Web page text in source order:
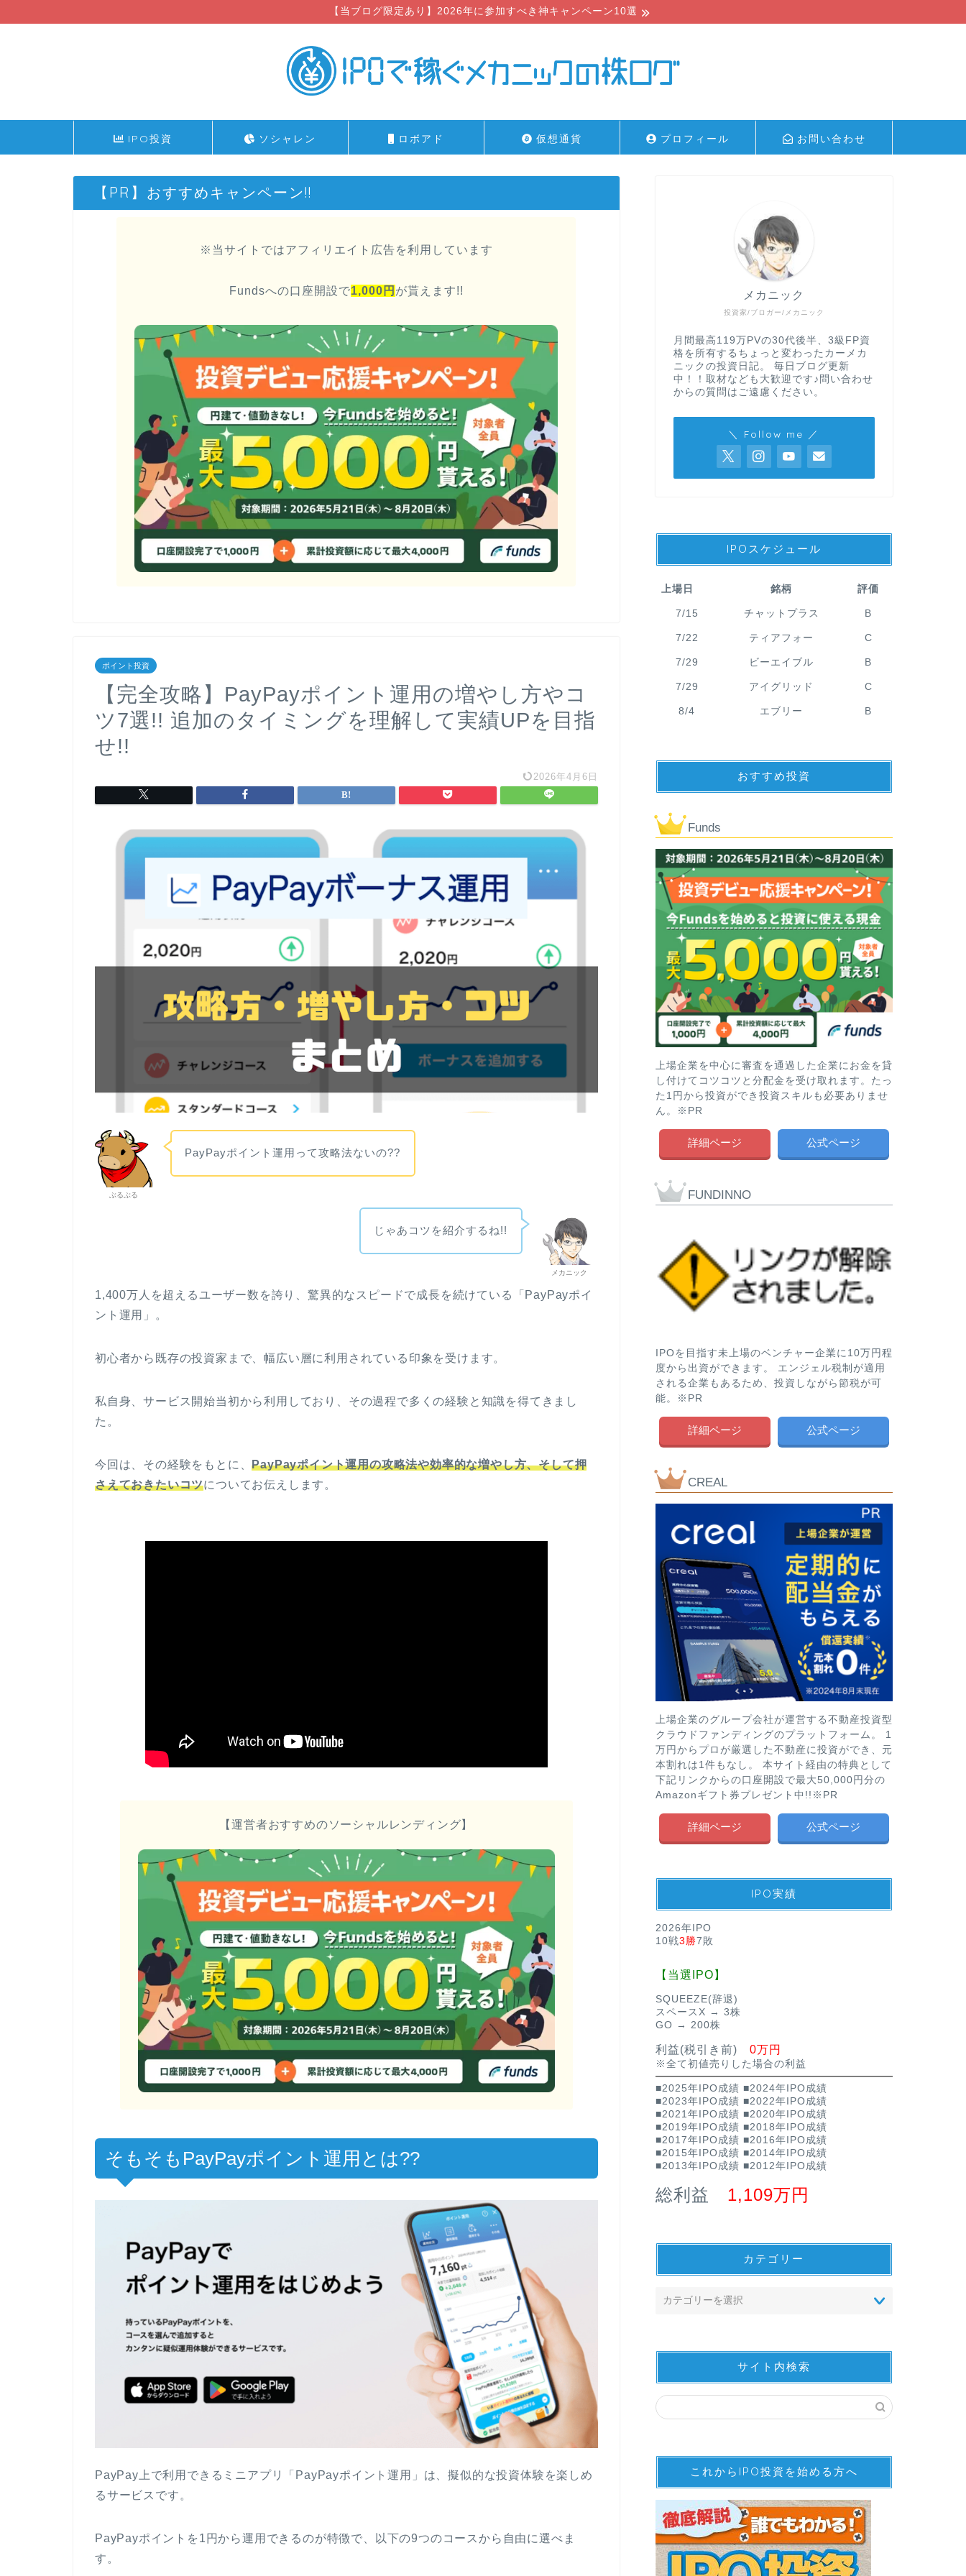
【当ブログ限定あり】2026年に参加すべき神キャンペーン10選
IPO投資 ソシャレン ロボアド 仮想通貨 プロフィール お問い合わせ
【PR】おすすめキャンペーン!!
※当サイトではアフィリエイト広告を利用しています
Fundsへの口座開設で1,000円 が貰えます!!
ポイント投資
【完全攻略】PayPayポイント運用の増やし方やコ
ツ7選!! 追加のタイミングを理解して実績UPを目指
せ!!
2026年4月6日
ぶるぶる
PayPayポイント運用って攻略法ないの??
メカニック
じゃあコツを紹介するね!!
1,400万人を超えるユーザー数を誇り、驚異的なスピードで成長を続けている「PayPayポイ
ント運用」。
初心者から既存の投資家まで、幅広い層に利用されている印象を受けます。
私自身、サービス開始当初から利用しており、その過程で多くの経験と知識を得てきまし
た。
今回は、その経験をもとに、PayPayポイント運用の攻略法や効率的な増やし方、そして押
さえておきたいコツについてお伝えします。
【運営者おすすめのソーシャルレンディング】
そもそもPayPayポイント運用とは??
PayPay上で利用できるミニアプリ「PayPayポイント運用」は、擬似的な投資体験を楽しめ
るサービスです。
PayPayポイントを1円から運用できるのが特徴で、以下の9つのコースから自由に選べま
す。
投資家/ブロガー/メカニック
メカニック
月間最高119万PVの30代後半、3級FP資
格を所有するちょっと変わったカーメカ
ニックの投資日記。 毎日ブログ更新
中！！取材なども大歓迎です♪問い合わせ
からの質問はご遠慮ください。
＼ Follow me ／
IPOスケジュール
上場日 銘柄 評価
7/15 チャットプラス B
7/22 ティアフォー C
7/29 ビーエイブル B
7/29 アイグリッド C
8/4 エブリー B
おすすめ投資
Funds
上場企業を中心に審査を通過した企業にお金を貸
し付けてコツコツと分配金を受け取れます。たっ
た1円から投資ができ投資スキルも必要ありませ
ん。※PR
詳細ページ 公式ページ
FUNDINNO
IPOを目指す未上場のベンチャー企業に10万円程
度から出資ができます。 エンジェル税制が適用
される企業もあるため、投資しながら節税が可
能。※PR
詳細ページ 公式ページ
CREAL
上場企業のグループ会社が運営する不動産投資型
クラウドファンディングのプラットフォーム。 1
万円からプロが厳選した不動産に投資ができ、元
本割れは1件もなし。 本サイト経由の特典として
下記リンクからの口座開設で最大50,000円分の
Amazonギフト券プレゼント中!!※PR
詳細ページ 公式ページ
IPO実績
2026年IPO
10戦3勝7敗
【当選IPO】
SQUEEZE(辞退)
スペースX → 3株
GO → 200株
利益(税引き前) 0万円
※全て初値売りした場合の利益
■2025年IPO成績 ■2024年IPO成績
■2023年IPO成績 ■2022年IPO成績
■2021年IPO成績 ■2020年IPO成績
■2019年IPO成績 ■2018年IPO成績
■2017年IPO成績 ■2016年IPO成績
■2015年IPO成績 ■2014年IPO成績
■2013年IPO成績 ■2012年IPO成績
総利益 1,109万円
カテゴリー
サイト内検索
これからIPO投資を始める方へ